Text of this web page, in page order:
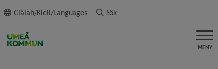
innehållet
Giälah/Kieli/Languages Sök
MENY